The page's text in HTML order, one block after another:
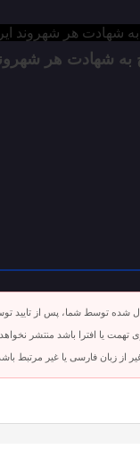
شهادت هر
شده توسط شما، پس از تایید
تهمت یا افترا باشد منتشر
از زبان فارسی یا غیر مرتبط